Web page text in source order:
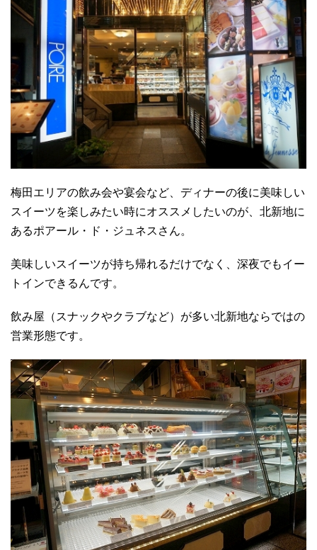
梅田エリアの飲み会や宴会など、ディナーの後に美味しい
スイーツを楽しみたい時にオススメしたいのが、北新地に
あるポアール・ド・ジュネスさん。
美味しいスイーツが持ち帰れるだけでなく、深夜でもイー
トインできるんです。
飲み屋（スナックやクラブなど）が多い北新地ならではの
営業形態です。